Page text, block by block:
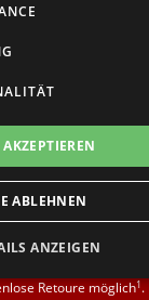
034-
Fußweite:
normal
4.69 (13
800,00 EUR liefern wir
Retoure möglich1.
ABLEHNEN
ANZEIGEN